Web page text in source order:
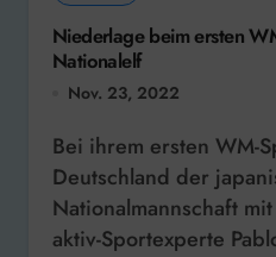
Niederlage beim ersten
Nationalelf
Nov. 23, 2022
Bei ihrem ersten WM-Spiel unterlag
Deutschland der
Nationalmannschaft
aktiv-Sportexperte